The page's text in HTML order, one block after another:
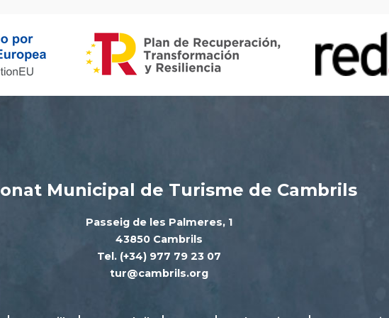
Municipal de Turisme de Cambrils
Passeig de les Palmeres, 1
43850 Cambrils
Tel. (+34) 977 79 23 07
tur@cambrils.org